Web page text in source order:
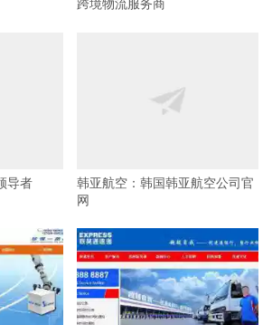
导者
韩亚航空：韩国韩亚航空公司官
网